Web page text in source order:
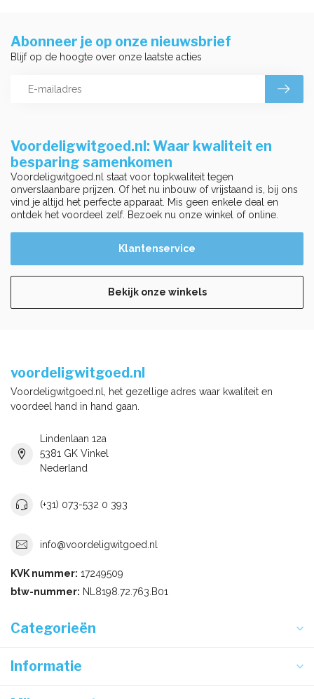
Voordeligwitgoed.nl: Waar kwaliteit en
besparing samenkomen
Voordeligwitgoed.nl staat voor topkwaliteit tegen
onverslaanbare prijzen. Of het nu inbouw of vrijstaand is, bij ons
vind je altijd het perfecte apparaat. Mis geen enkele deal en
ontdek het voordeel zelf. Bezoek nu onze winkel of online.
Klantenservice
Bekijk onze winkels
Abonneer je op onze nieuwsbrief
Blijf op de hoogte over onze laatste acties
voordeligwitgoed.nl
Voordeligwitgoed.nl, het gezellige adres waar kwaliteit en
voordeel hand in hand gaan.
Lindenlaan 12a
5381 GK Vinkel
Nederland
(+31) 073-532 0 393
info@voordeligwitgoed.nl
KVK nummer: 17249509
btw-nummer: NL8198.72.763.B01
Categorieën
Informatie